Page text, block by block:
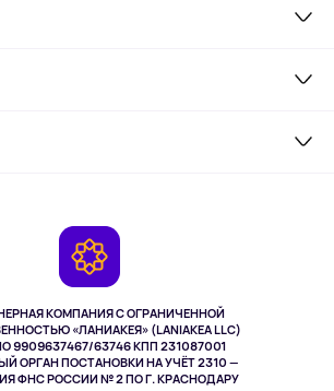
КОМПАНИЯ С ОГРАНИЧЕННОЙ
«ЛАНИАКЕЯ» (LANIAKEA LLC)
9909637467/63746 КПП 231087001
ОРГАН ПОСТАНОВКИ НА УЧЁТ 2310 —
ФНС РОССИИ № 2 ПО Г. КРАСНОДАРУ
VR